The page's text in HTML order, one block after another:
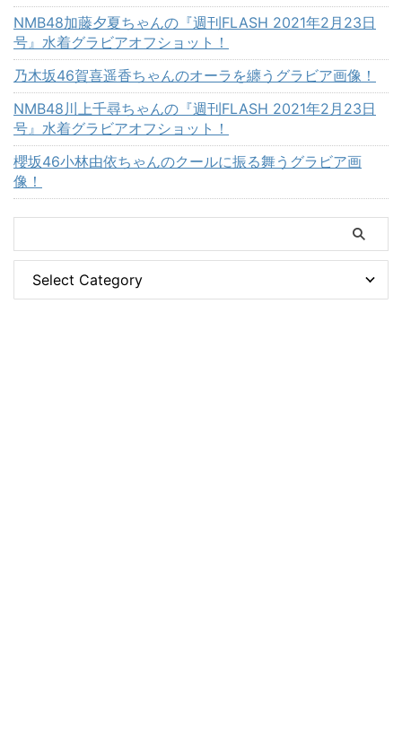
NMB48加藤夕夏ちゃんの『週刊FLASH 2021年2月23日
号』水着グラビアオフショット！
乃木坂46賀喜遥香ちゃんのオーラを纏うグラビア画像！
NMB48川上千尋ちゃんの『週刊FLASH 2021年2月23日
号』水着グラビアオフショット！
櫻坂46小林由依ちゃんのクールに振る舞うグラビア画
像！